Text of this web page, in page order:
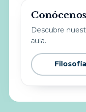
Conócenos
Descubre
aula.
Filosofía